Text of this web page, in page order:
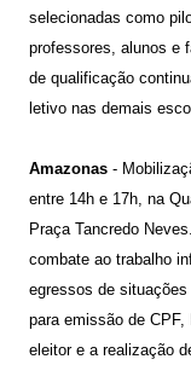
selecionadas como
professores, alunos e
de qualificação
letivo nas demais
Amazonas -
entre 14h e 17h, na
Praça Tancredo
combate ao trabalho
egressos de
para emissão de
eleitor e a realização